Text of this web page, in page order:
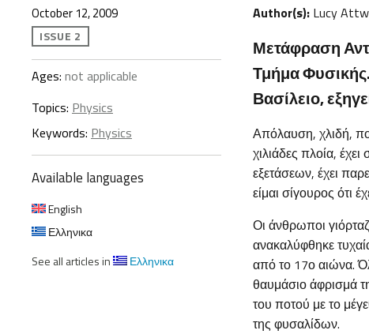
October 12, 2009
ISSUE 2
Ages: not applicable
Topics: Physics
Keywords: Physics
Available languages
English
Ελληνικα
See all articles in
Ελληνικα
Author(s): Lucy
Μετάφραση
Τμήμα
Βασίλειο,
Απόλαυση, χλιδή,
χιλιάδες πλοία,
εξετάσεων, έχει
είμαι σίγουρος ότι
Οι άνθρωποι
ανακαλύφθηκε
από το 17ο αιώνα.
θαυμάσιο άφρισμά
του ποτού με το
της φυσαλίδων.